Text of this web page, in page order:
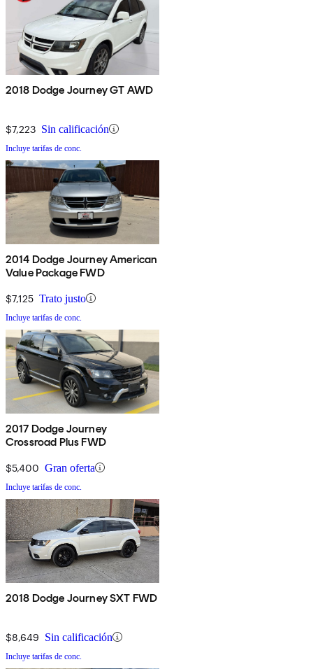
2018 Dodge Journey GT AWD
$7,223 Sin calificación
Incluye tarifas de conc.
2014 Dodge Journey American
Value Package FWD
$7,125 Trato justo
Incluye tarifas de conc.
2017 Dodge Journey
Crossroad Plus FWD
$5,400 Gran oferta
Incluye tarifas de conc.
2018 Dodge Journey SXT FWD
$8,649 Sin calificación
Incluye tarifas de conc.